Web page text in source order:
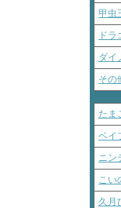
甲虫
ド
ダイ
その
たま
ベイ
ニン
こい
久月